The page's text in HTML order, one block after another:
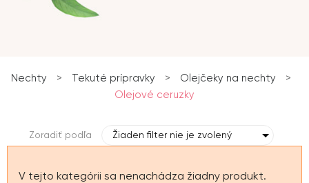
Nechty > Tekuté prípravky > Olejčeky na nechty
>
Olejové ceruzky
Zoradiť podľa Žiaden filter nie je zvolený
V tejto kategórii sa nenachádza žiadny produkt.